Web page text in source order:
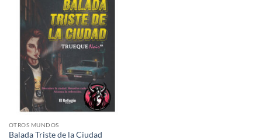
Añadir
a la
lista de
deseos
OTROS MUNDOS
Balada Triste de la Ciudad